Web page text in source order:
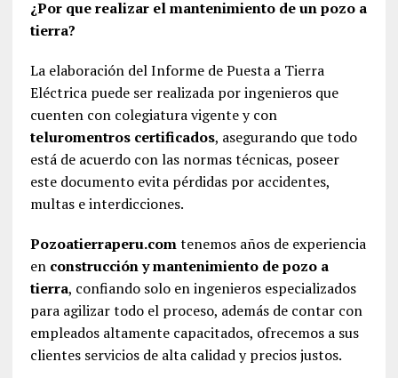
¿Por que realizar el mantenimiento de un pozo a
tierra?
La elaboración del Informe de Puesta a Tierra
Eléctrica puede ser realizada por ingenieros que
cuenten con colegiatura vigente y con
teluromentros certificados, asegurando que todo
está de acuerdo con las normas técnicas, poseer
este documento evita pérdidas por accidentes,
multas e interdicciones.
Pozoatierraperu.comtenemos años de experiencia
en construcción y mantenimiento de pozo a
tierra, confiando solo en ingenieros especializados
para agilizar todo el proceso, además de contar con
empleados altamente capacitados, ofrecemos a sus
clientes servicios de alta calidad y precios justos.